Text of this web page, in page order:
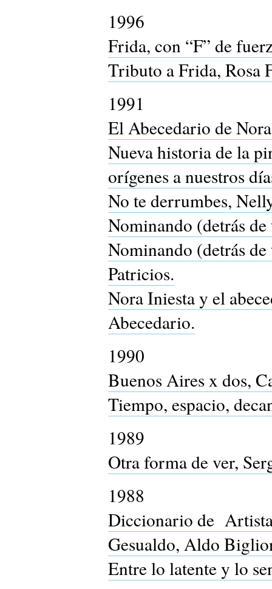
1996
Frida, con “F” de
Tributo a Frida, Rosa
1991
El Abecedario de
Nueva historia de la
orígenes a nuestros
No te derrumbes,
Nominando (detrás
Nominando (detrás
Patricios.
Nora Iniesta y el
Abecedario.
1990
Buenos Aires x dos,
Tiempo, espacio,
1989
Otra forma de ver,
1988
Diccionario de
Gesualdo, Aldo
Entre lo latente y lo